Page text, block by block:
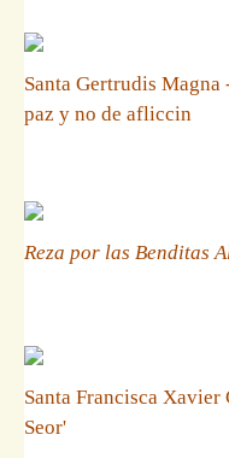
Santa Gertrudis Magna
paz y no de afliccin
Reza por las Benditas
Santa Francisca
Seor'